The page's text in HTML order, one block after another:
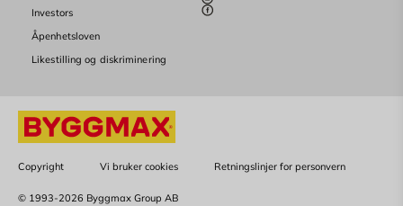
Investors
Åpenhetsloven
Likestilling og diskriminering
Copyright Vi bruker cookies Retningslinjer for personvern
© 1993-2026 Byggmax Group AB